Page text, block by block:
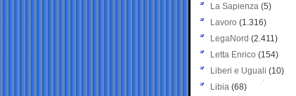
La Sapienza (5)
Lavoro (1.316)
LegaNord (2.411)
Letta Enrico (154)
Liberi e Uguali (10)
Libia (68)